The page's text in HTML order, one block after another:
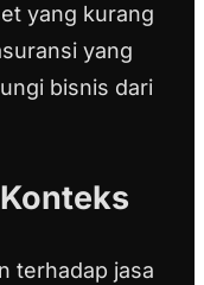
yang kurang
yang
bisnis dari
terhadap jasa